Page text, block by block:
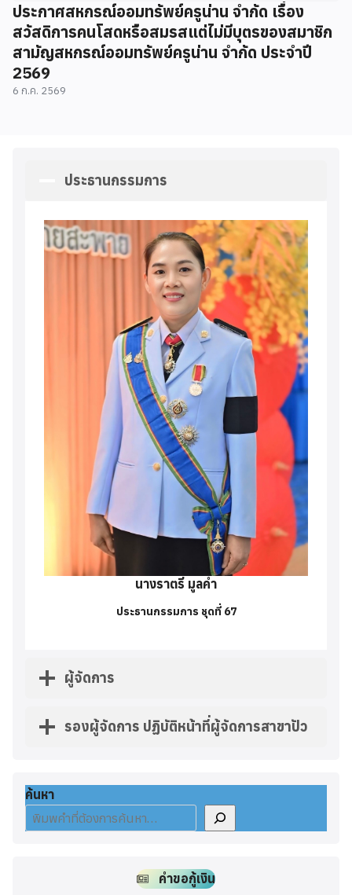
ประกาศสหกรณ์ออมทรัพย์ครูน่าน จำกัด เรื่อง
สวัสดิการคนโสดหรือสมรสแต่ไม่มีบุตรของสมาชิก
สามัญสหกรณ์ออมทรัพย์ครูน่าน จำกัด ประจำปี
2569
6 ก.ค. 2569
ประธานกรรมการ
นางราตรี มูลคำ
ประธานกรรมการ ชุดที่ 67
ผู้จัดการ
รองผู้จัดการ ปฏิบัติหน้าที่ผู้จัดการสาขาปัว
ค้นหา
คำขอกู้เงิน